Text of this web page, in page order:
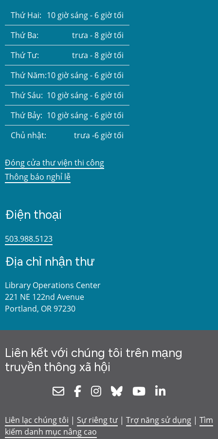
Thứ Hai: 10 giờ sáng - 6 giờ tối
Thứ Ba:
trưa - 8 giờ tối
Thứ Tư:
trưa - 8 giờ tối
Thứ Năm:10 giờ sáng - 6 giờ tối
Thứ Sáu: 10 giờ sáng - 6 giờ tối
Thứ Bảy: 10 giờ sáng - 6 giờ tối
Chủ nhật:
trưa -6 giờ tối
Đóng cửa thư viện thi công
Thông báo nghỉ lễ
Điện thoại
503.988.5123
Địa chỉ nhận thư
Library Operations Center
221 NE 122nd Avenue
Portland, OR 97230
Liên kết với chúng tôi trên mạng
truyền thông xã hội
NewsletterFacebookInstagram
Bluesky Youtube
Liên lạc chúng tôi | Sự riêng tư | Trợ năng sử dụng | Tìm
kiếm danh mục nâng cao